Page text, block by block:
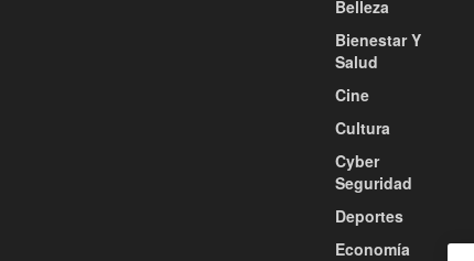
Belleza
Bienestar Y
Salud
Cine
Cultura
Cyber
Seguridad
Deportes
Economía